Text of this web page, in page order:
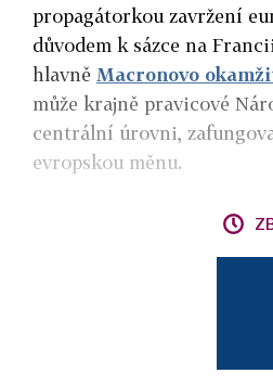
propagátorkou zavržení
důvodem k sázce na
hlavně Macronovo
může krajně pravicové
centrální úrovni,
evropskou měnu.